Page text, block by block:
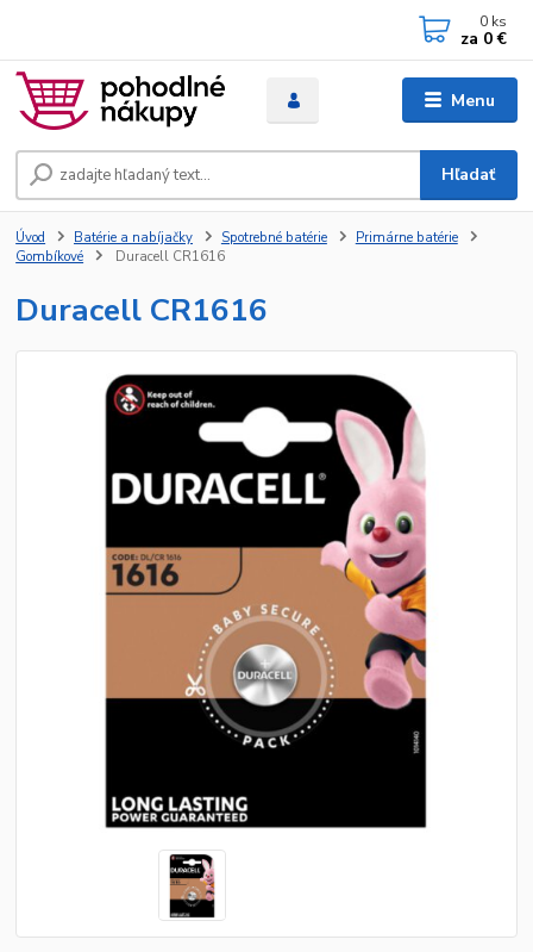
Menu
Hľadať
0 ks
za 0 €
Úvod Batérie a nabíjačky Spotrebné batérie
Primárne batérie
Gombíkové
Duracell CR1616
Duracell CR1616